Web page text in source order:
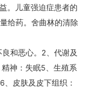
。儿童强迫症患者的
给药。舍曲林的清除
良和恶心。2、代谢及
神：失眠5、生殖系
皮肤及皮下组织：